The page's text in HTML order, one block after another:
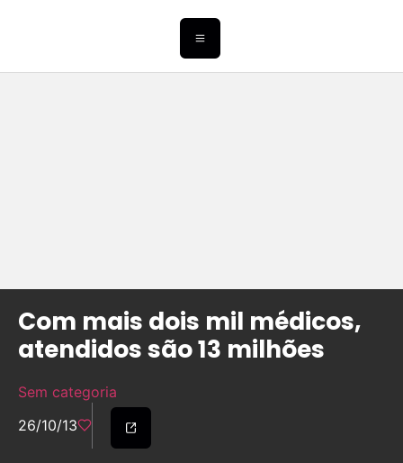
Com mais dois mil médicos,
atendidos são 13 milhões
Sem categoria
26/10/13